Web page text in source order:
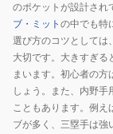
WBW102909
のポケットが設計され
ブ・ミット の中でも特
選び方のコツとしては
大切です。大きすぎる
まいます。初心者の方
しょう。また、内野手
こともあります。例え
ブが多く、三塁手は強